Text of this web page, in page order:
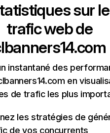
sur le
trafic web de
instantané des
en
de trafic les plus
les stratégies de
de vos concurrents